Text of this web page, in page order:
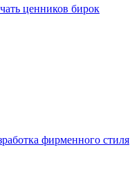
ценников бирок
фирменного стиля